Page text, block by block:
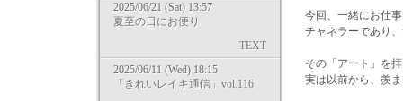
2025/06/21 (Sat) 13:57
夏至の日にお便り
TEXT
2025/06/11 (Wed) 18:15
「きれいレイキ通信」vol.116
今回、一緒にお仕
チャネラーであり
その「アート」を
実は以前から、羨